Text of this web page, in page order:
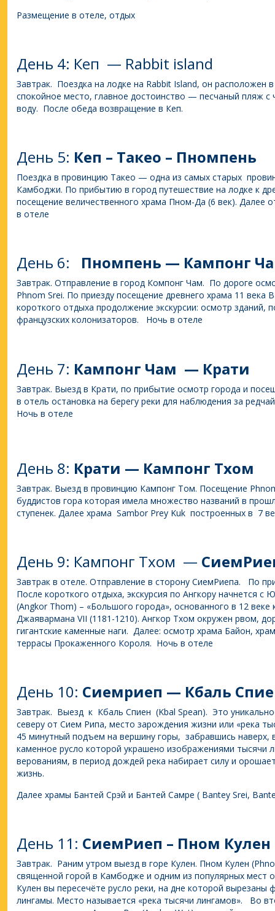
Размещение в отеле, отдых
День 4: Кеп — Rabbit island
Завтрак. Поездка на лодке на Rabbit Island, он
спокойное место, главное достоинство — песчаный пляж с
воду. После обеда возвращение в Кеп.
День 5: Кеп – Такео – Пномпень
Поездка в провинцию Такео — одна из самых старых
Камбоджи. По прибытию в город путешествие на лодке к
посещение величественного храма Пном-Да (6 век). Далее
в отеле
День 6: Пномпень — Кампонг
Завтрак. Отправление в город Компонг Чам. По дороге
Phnom Srei. По приезду посещение древнего храма 11 века
короткого отдыха продолжение экскурсии: осмотр зданий,
французских колонизаторов. Ночь в отеле
День 7: Кампонг Чам — Крати
Завтрак. Выезд в Крати, по прибытие осмотр города и
в отель остановка на берегу реки для наблюдения за
Ночь в отеле
День 8: Крати — Кампонг Тхом
Завтрак. Выезд в провинцию Кампонг Том. Посещение
буддистов гора которая имела множество названий в
ступенек. Далее храма Sambor Prey Kuk построенных в 7
День 9: Кампонг Тхом —
Завтрак в отеле. Отправление в сторону СиемРиепа. По
После короткого отдыха, экскурсия по Ангкору начнется
(Angkor Thom) – «Большого города», основанного в 12 веке
Джаявармана VII (1181-1210). Ангкор Тхом окружен рвом,
гигантские каменные наги. Далее: осмотр храма Байон,
террасы Прокаженного Короля. Ночь в отеле
День 10: Сиемриеп — Кбаль
Завтрак. Выезд к Кбаль Спиен (Kbal Spean). Это
северу от Сием Рипа, место зарождения жизни или «река
45 минутный подъем на вершину горы, забравшись наверх,
каменное русло которой украшено изображениями тысячи
верованиям, в период дождей река набирает силу и
жизнь.
Далее храмы Бантей Срэй и Бантей Самре ( Bantey Srei,
День 11: СиемРиеп – Пном
Завтрак. Раним утром выезд в горе Кулен. Пном Кулен
священной горой в Камбодже и одним из популярных мест
Кулен вы пересечёте русло реки, на дне которой вырезаны
лингамы. Место называется «река тысячи лингамов». Во